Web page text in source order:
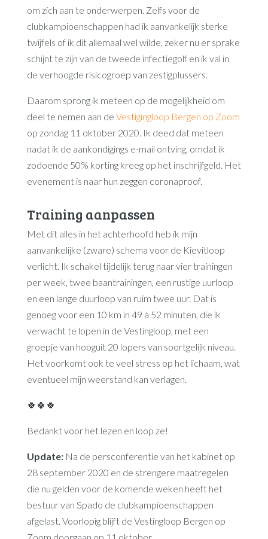
om zich aan te onderwerpen. Zelfs voor de
clubkampioenschappen had ik aanvankelijk sterke
twijfels of ik dit allemaal wel wilde, zeker nu er sprake
schijnt te zijn van de tweede infectiegolf en ik val in
de verhoogde risicogroep van zestigplussers.
Daarom sprong ik meteen op de mogelijkheid om
deel te nemen aan de Vestigingloop Bergen op Zoom
op zondag 11 oktober 2020. Ik deed dat meteen
nadat ik de aankondigings e-mail ontving, omdat ik
zodoende 50% korting kreeg op het inschrijfgeld. Het
evenement is naar hun zeggen coronaproof.
Training aanpassen
Met dit alles in het achterhoofd heb ik mijn
aanvankelijke (zware) schema voor de Kievitloop
verlicht. Ik schakel tijdelijk terug naar vier trainingen
per week, twee baantrainingen, een rustige uurloop
en een lange duurloop van ruim twee uur. Dat is
genoeg voor een 10 km in 49 à 52 minuten, die ik
verwacht te lopen in de Vestingloop, met een
groepje van hooguit 20 lopers van soortgelijk niveau.
Het voorkomt ook te veel stress op het lichaam, wat
eventueel mijn weerstand kan verlagen.
🍀🍀🍀
Bedankt voor het lezen en loop ze!
Update:Na de persconferentie van het kabinet op
28 september 2020 en de strengere maatregelen
die nu gelden voor de komende weken heeft het
bestuur van Spado de clubkampioenschappen
afgelast. Voorlopig blijft de Vestingloop Bergen op
Zoom doorgaan op 11 oktober.